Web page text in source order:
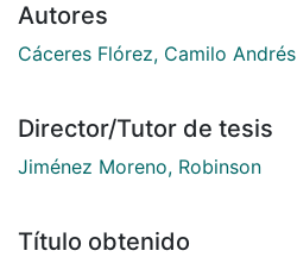
Autores
Cáceres Flórez, Camilo Andrés
Director/Tutor de tesis
Jiménez Moreno, Robinson
Título obtenido